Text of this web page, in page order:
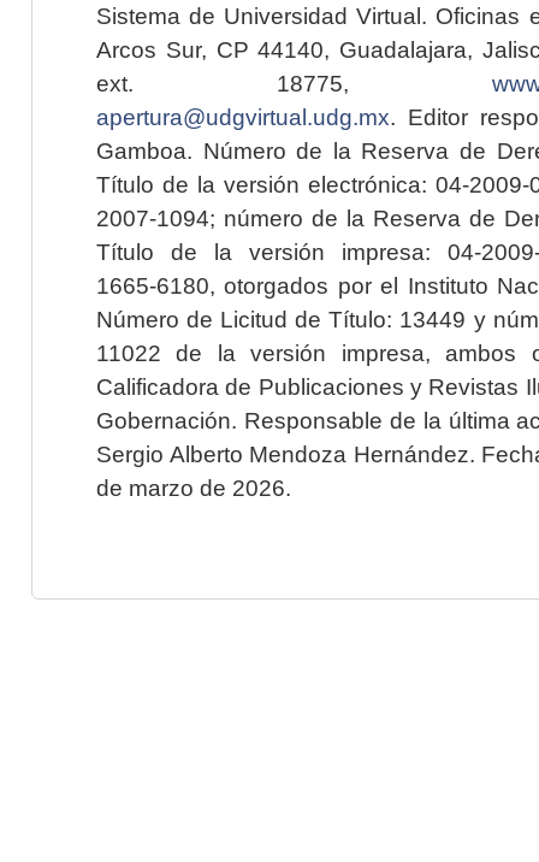
Sistema de Universidad Virtual. Oficinas
Arcos Sur, CP 44140, Guadalajara,
ext. 18775,
apertura@udgvirtual.udg.mx. Editor
Gamboa. Número de la Reserva de
Título de la versión electrónica: 04-2009-
2007-1094; número de la Reserva de
Título de la versión impresa: 04-2009-
1665-6180, otorgados por el Instituto
Número de Licitud de Título: 13449 y
11022 de la versión impresa, ambos
Calificadora de Publicaciones y Revistas
Gobernación. Responsable de la última
Sergio Alberto Mendoza Hernández.
de marzo de 2026.